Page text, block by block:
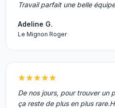
Travail parfait une belle
Adeline G.
Le Mignon Roger
De nos jours, pour trouver un
ça reste de plus en plus